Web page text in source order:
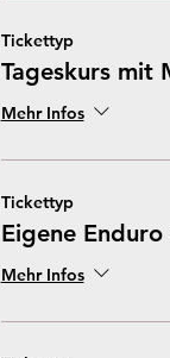
Tickettyp
Tageskurs mit
Mehr Infos
Tickettyp
Eigene
Mehr Infos